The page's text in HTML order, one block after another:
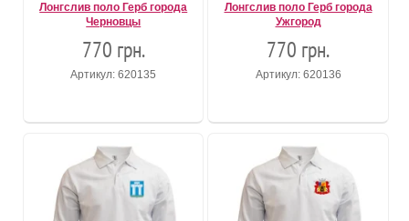
Лонгслив поло Герб города
Черновцы
770 грн.
Артикул: 620135
Лонгслив поло Герб города
Ужгород
770 грн.
Артикул: 620136